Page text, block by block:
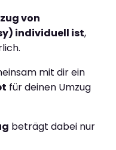
von
individuell ist,
mit dir ein
für deinen Umzug
beträgt dabei nur